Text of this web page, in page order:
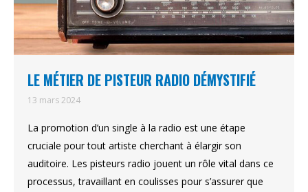
LE MÉTIER DE PISTEUR RADIO DÉMYSTIFIÉ
13 mars 2024
La promotion d’un single à la radio est une étape
cruciale pour tout artiste cherchant à élargir son
auditoire. Les pisteurs radio jouent un rôle vital dans ce
processus, travaillant en coulisses pour s’assurer que